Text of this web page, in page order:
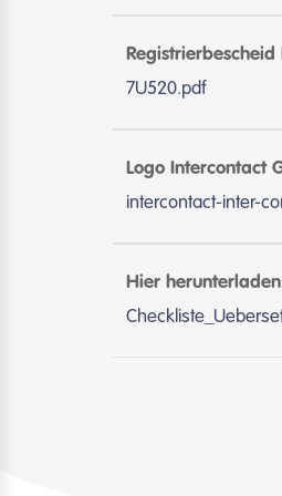
Registrierbescheid
7U520.pdf
Logo Intercontact
intercontact-inter-
Hier